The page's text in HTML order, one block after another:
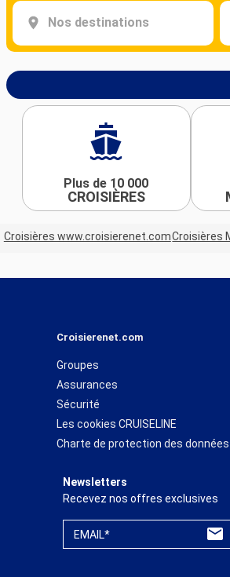
Nos destinations
Plus de 10 000
CROISIÈRES
Croisières www.croisierenet.comCroisières
Croisierenet.com
Groupes
Assurances
Sécurité
Les cookies CRUISELINE
Charte de protection des
Newsletters
Recevez nos offres exclusives
EMAIL*